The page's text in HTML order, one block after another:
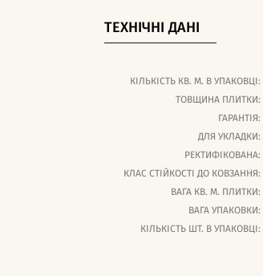
ТЕХНІЧНІ ДАНІ
КІЛЬКІСТЬ КВ. М. В УПАКОВЦІ:
ТОВЩИНА ПЛИТКИ:
ГАРАНТІЯ:
ДЛЯ УКЛАДКИ:
РЕКТИФІКОВАНА:
КЛАС СТІЙКОСТІ ДО КОВЗАННЯ:
ВАГА КВ. М. ПЛИТКИ:
ВАГА УПАКОВКИ:
КІЛЬКІСТЬ ШТ. В УПАКОВЦІ: